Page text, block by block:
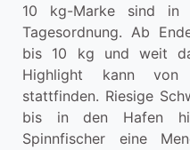
10 kg-Marke sind in
Tagesordnung. Ab
bis 10 kg und weit
Highlight kann von
stattfinden. Riesige
bis in den Hafen
Spinnfischer eine